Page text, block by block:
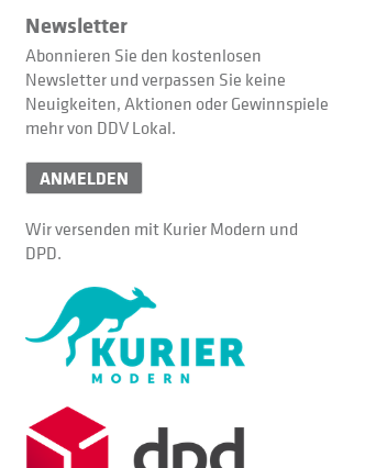
Newsletter
Abonnieren Sie den kostenlosen
Newsletter und verpassen Sie keine
Neuigkeiten, Aktionen oder Gewinnspiele
mehr von DDV Lokal.
ANMELDEN
Wir versenden mit Kurier Modern und
DPD.